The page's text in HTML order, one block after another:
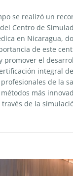
se realizó un
Centro de
en Nicaragua,
de este
promover el
integral
de la
más
de la